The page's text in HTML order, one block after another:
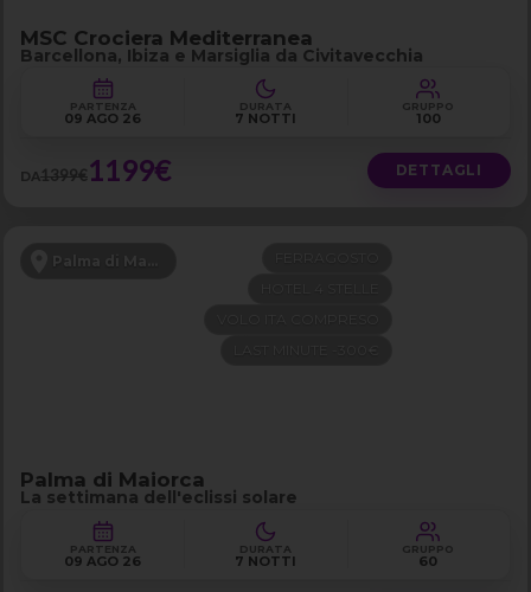
MSC Crociera Mediterranea
Barcellona, Ibiza e Marsiglia da Civitavecchia
PARTENZA
09 AGO 26
DURATA
7 NOTTI
GRUPPO
100
DA1399€1199€ DETTAGLI
Palma di Maiorca
Palma di Maiorca
La settimana dell'eclissi solare
PARTENZA
09 AGO 26
DURATA
7 NOTTI
GRUPPO
60